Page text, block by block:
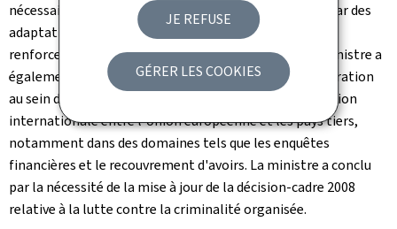
JE REFUSE
GÉRER LES COOKIES
nécessaires pour mener leurs enquêtes, notamment par des
adaptations du Code de procédure pénale et par le
renforcement des effectifs des forces policières. La ministre a
également plaidé pour une intensification de la coopération
au sein de l'Union européenne ainsi que de la coordination
internationale entre l'Union européenne et les pays tiers,
notamment dans des domaines tels que les enquêtes
financières et le recouvrement d'avoirs. La ministre a conclu
par la nécessité de la mise à jour de la décision-cadre 2008
relative à la lutte contre la criminalité organisée.